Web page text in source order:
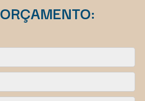
ORÇAMENTO: